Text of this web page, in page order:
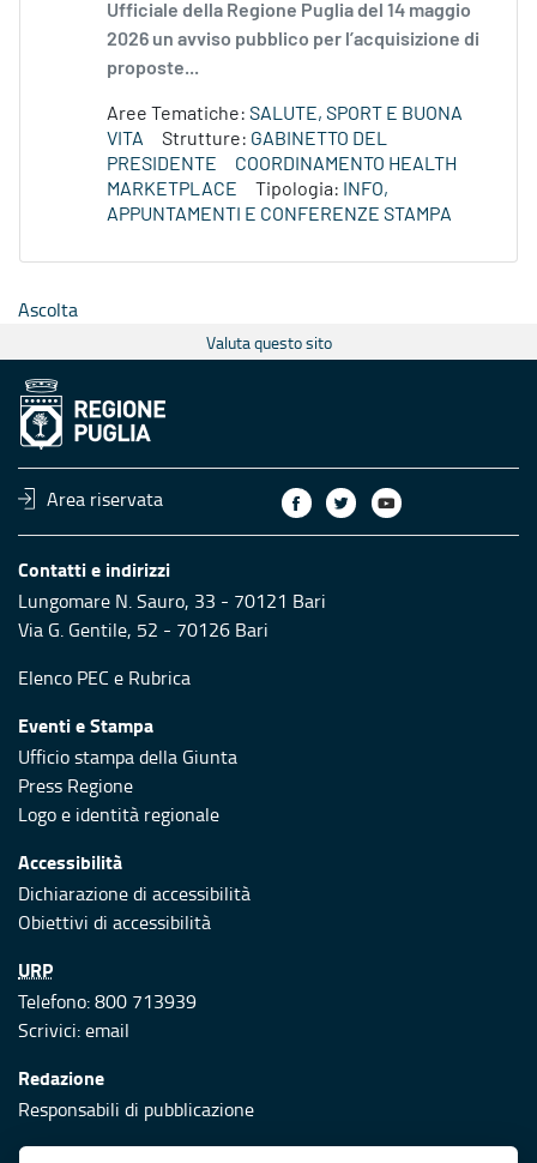
Ufficiale della Regione Puglia del 14 maggio
2026 un avviso pubblico per l’acquisizione di
proposte...
Aree Tematiche: SALUTE, SPORT E BUONA
VITA
Strutture: GABINETTO DEL
PRESIDENTE
COORDINAMENTO HEALTH
MARKETPLACE
Tipologia:
INFO,
APPUNTAMENTI E CONFERENZE STAMPA
Ascolta
Valuta questo sito
Area riservata
Contatti e indirizzi
Lungomare N. Sauro, 33 - 70121 Bari
Via G. Gentile, 52 - 70126 Bari
Elenco PEC e Rubrica
Eventi e Stampa
Ufficio stampa della Giunta
Press Regione
Logo e identità regionale
Accessibilità
Dichiarazione di accessibilità
Obiettivi di accessibilità
URP
Telefono: 800 713939
Scrivici:email
Redazione
Responsabili di pubblicazione
Protezione civile